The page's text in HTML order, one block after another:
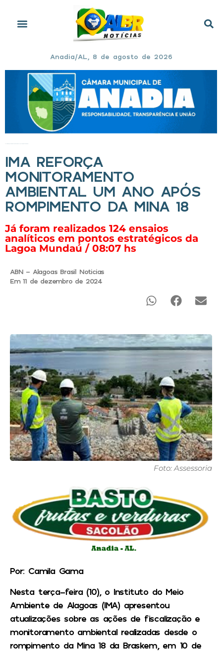
Anadia/AL, 8 de agosto de 2026
IMA REFORÇA
MONITORAMENTO
AMBIENTAL UM ANO APÓS
ROMPIMENTO DA MINA 18
Já foram realizados 124 ensaios
analíticos em pontos estratégicos da
Lagoa Mundaú / 08:07 hs
ABN - Alagoas Brasil Noticias
Em 11 de dezembro de 2024
Foto: Assessoria
Por: Camila Gama
Nesta terça-feira (10), o Instituto do Meio
Ambiente de Alagoas (IMA) apresentou
atualizações sobre as ações de fiscalização e
monitoramento ambiental realizadas desde o
rompimento da Mina 18 da Braskem, em 10 de